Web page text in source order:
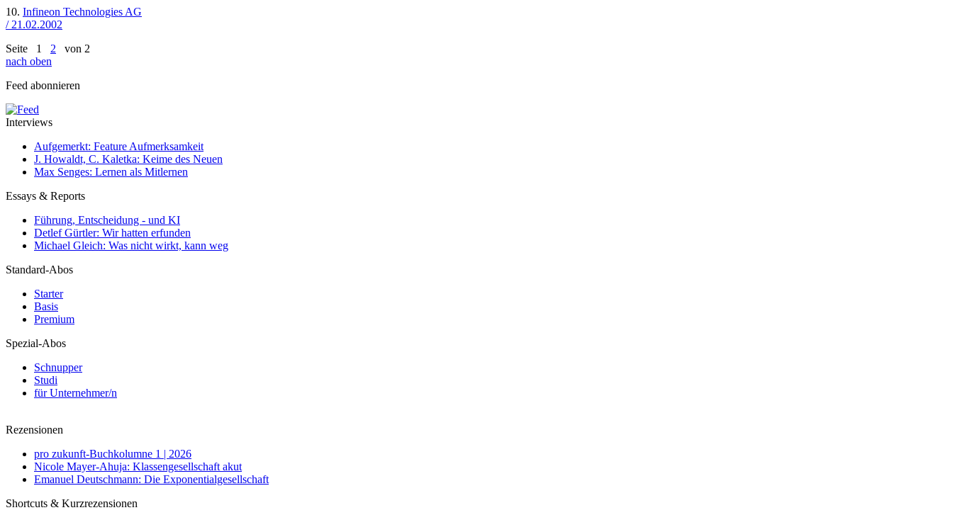
10. Infineon Technologies AG
/ 21.02.2002
Seite 1 2 von 2
nach oben
Feed abonnieren
Interviews
Aufgemerkt: Feature Aufmerksamkeit
J. Howaldt, C. Kaletka: Keime des Neuen
Max Senges: Lernen als Mitlernen
Essays & Reports
Führung, Entscheidung - und KI
Detlef Gürtler: Wir hatten erfunden
Michael Gleich: Was nicht wirkt, kann weg
Standard-Abos
Starter
Basis
Premium
Spezial-Abos
Schnupper
Studi
für Unternehmer/n
Rezensionen
pro zukunft-Buchkolumne 1 | 2026
Nicole Mayer-Ahuja: Klassengesellschaft akut
Emanuel Deutschmann: Die Exponentialgesellschaft
Shortcuts & Kurzrezensionen